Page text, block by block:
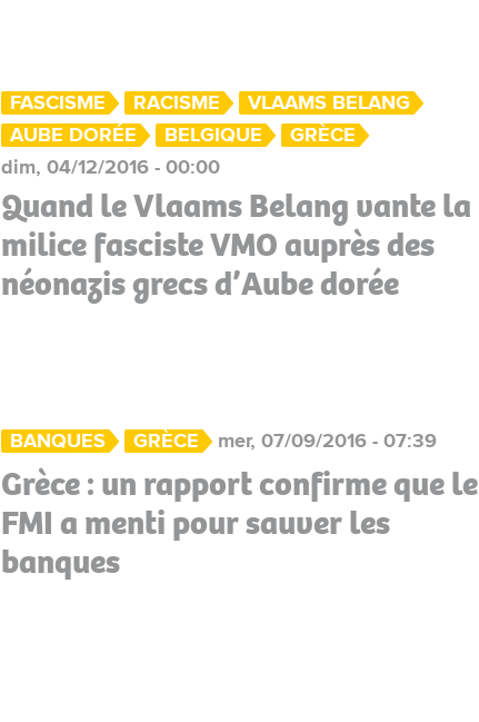
FASCISME RACISME
VLAAMS BELANG
AUBE DORÉE
BELGIQUE
GRÈCE
dim, 04/12/2016 - 00:00
Quand le Vlaams Belang vante la
milice fasciste VMO auprès des
néonazis grecs d’Aube dorée
BANQUES GRÈCE mer, 07/09/2016 - 07:39
Grèce : un rapport confirme que le
FMI a menti pour sauver les
banques